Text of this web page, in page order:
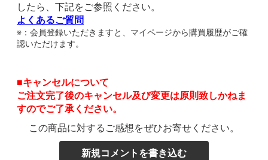
したら、下記をご参照ください。
よくあるご質問
※：会員登録いただきますと、マイページから購買履歴がご確
認いただけます。
■キャンセルについて
ご注文完了後のキャンセル及び変更は原則致しかねま
すのでご了承ください。
この商品に対するご感想をぜひお寄せください。
新規コメントを書き込む